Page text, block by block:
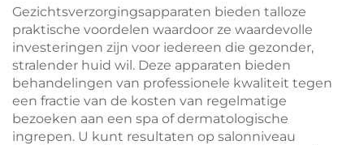
gezichtsgezicht en
witter maken van de
huid voor
professioneel gebruik
en huidverjonging
Gezichtsverzorgingsapparaten bieden talloze
praktische voordelen waardoor ze waardevolle
investeringen zijn voor iedereen die gezonder,
stralender huid wil. Deze apparaten bieden
behandelingen van professionele kwaliteit tegen
een fractie van de kosten van regelmatige
bezoeken aan een spa of dermatologische
ingrepen. U kunt resultaten op salonniveau